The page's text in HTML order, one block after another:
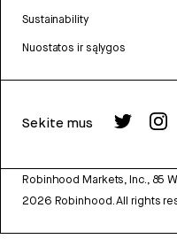
Sustainability
Nuostatos ir sąlygos
Sekite mus
Robinhood Markets, Inc., 85
2026 Robinhood. All rights